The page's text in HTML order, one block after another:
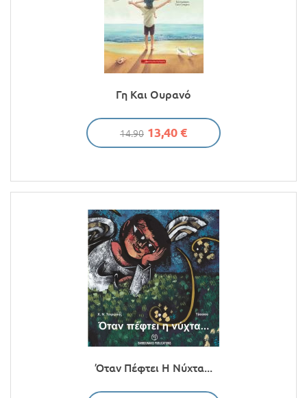
Γη Και Ουρανό
14.90 13,40 €
Όταν Πέφτει Η Νύχτα...